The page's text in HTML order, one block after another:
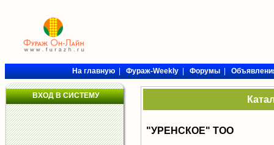
На главную|Фураж-Weekly|Форумы|
ВХОД В СИСТЕМУ
"УРЕНСКОЕ" ТОО